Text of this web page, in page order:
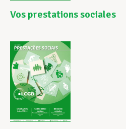
Vos prestations sociales